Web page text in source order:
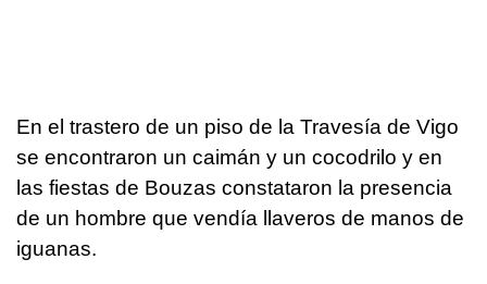
En el trastero de un piso de la Travesía de Vigo
se encontraron un caimán y un cocodrilo y en
las fiestas de Bouzas constataron la presencia
de un hombre que vendía llaveros de manos de
iguanas.